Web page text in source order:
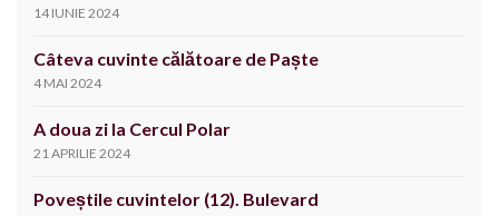
14 IUNIE 2024
Câteva cuvinte călătoare de Paște
4 MAI 2024
A doua zi la Cercul Polar
21 APRILIE 2024
Poveștile cuvintelor (12). Bulevard